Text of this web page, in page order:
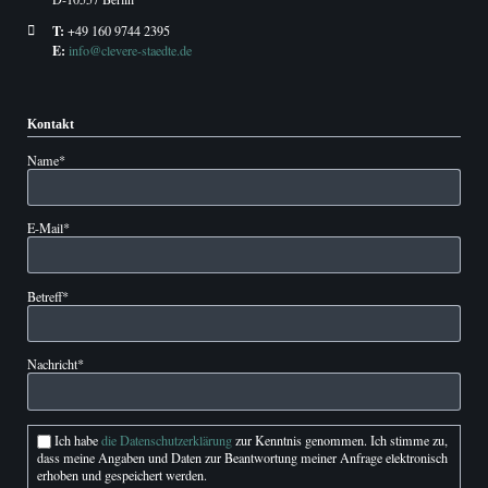
T: +49 160 9744 2395
E: info@clevere-staedte.de
Kontakt
Pflichtfeld
Name*
Pflichtfeld
E-Mail*
Pflichtfeld
Betreff*
Pflichtfeld
Nachricht*
Ich habedie Datenschutzerklärungzur Kenntnis genommen. Ich stimme zu,
dass meine Angaben und Daten zur Beantwortung meiner Anfrage elektronisch
erhoben und gespeichert werden.